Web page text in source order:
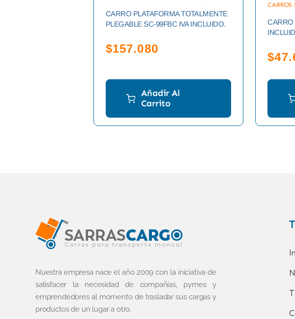
CARRO PLATAFORMA TOTALMENTE
PLEGABLE SC-99FBC IVA INCLUIDO.
$157.080
Añadir Al
Carrito
CARROS
CARRO
$
Nuestra empresa nace el año 2009 con la iniciativa de
satisfacer la necesidad de compañías, pymes y
emprendedores al momento de trasladar sus cargas y
productos de un lugar a otro.